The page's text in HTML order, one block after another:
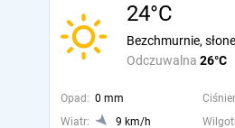
24°C
Odczuwalna 26°C
Bezchmurnie,
Opad: 0 mm
Wiatr:
9 km/h